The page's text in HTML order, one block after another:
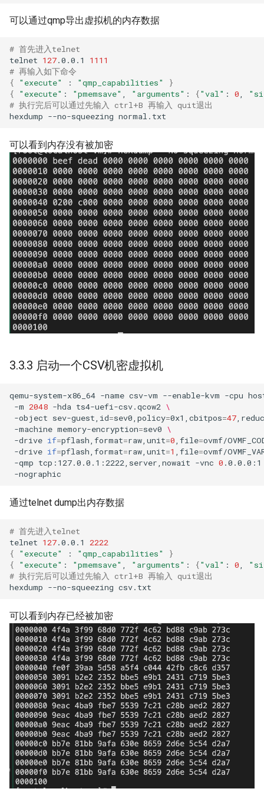
可以通过qmp导出虚拟机的内存数据
# 首先进入telnet
telnet 127.0.0.1
1111
# 再输入如下命令
{
"execute" : "qmp_capabilities"
}
{
"execute" : "pmemsave" , "arguments" : {"val" : 0,
# 执行完后可以通过先输入 ctrl+B 再输入 quit退出
hexdump --no-squeezing
可以看到内存没有被加密
3.3.3 启动一个CSV机密虚拟机
qemu-system-x86_64 -name csv-vm --enable-kvm -cpu
-m 2048 -hda ts4-uefi-csv.qcow2 \
-object sev-guest,id=sev0,policy=0x1,cbitpos=47
-machine memory-encryption=sev0 \
-drive if=pflash,format=raw,unit=0,file=ovmf/
-drive if=pflash,format=raw,unit=1 ,file=ovmf/
-qmp tcp:127.0.0.1:2222,server,nowait -vnc 0 .0.0.0:1
通过telnet dump出内存数据
# 首先进入telnet
telnet 127.0.0.1
2222
{
"execute" : "qmp_capabilities"
}
{
"execute" : "pmemsave" , "arguments" : {"val" : 0,
# 执行完后可以通过先输入 ctrl+B 再输入 quit退出
hexdump --no-squeezing
可以看到内存已经被加密